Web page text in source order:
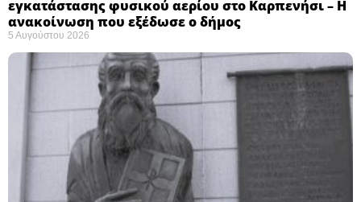
εγκατάστασης φυσικού αερίου στο Καρπενήσι – Η
ανακοίνωση που εξέδωσε ο δήμος
5 Αυγούστου 2026